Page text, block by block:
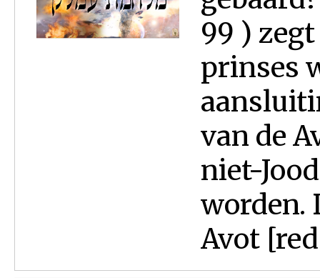
99 )
prinses
van de
niet-
worden.
Avot